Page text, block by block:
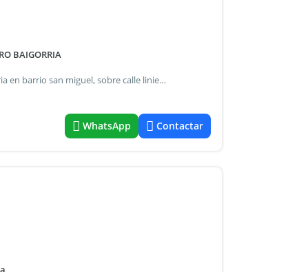
BAIGORRIA
Casa en venta de 3 ambientes con gran terreno gdro baigorria en barrio san miguel, sobre calle liniers al 1145 entre las calles paco y las heras. Se trata de una casa al frente con living comedor, cocina, lavadero, 2 dormitorios y baño. Cuenta con un amplísimo terreno atrás, todos los servicios. Superficie terreno: 650 m2 superficie cubierta: 93 m2 medidas lote: 10 x 65 metros orientación: este antigüedad: 57 años c. I. Mat nº 1651 - leonardo berlusconi.
WhatsApp Contactar